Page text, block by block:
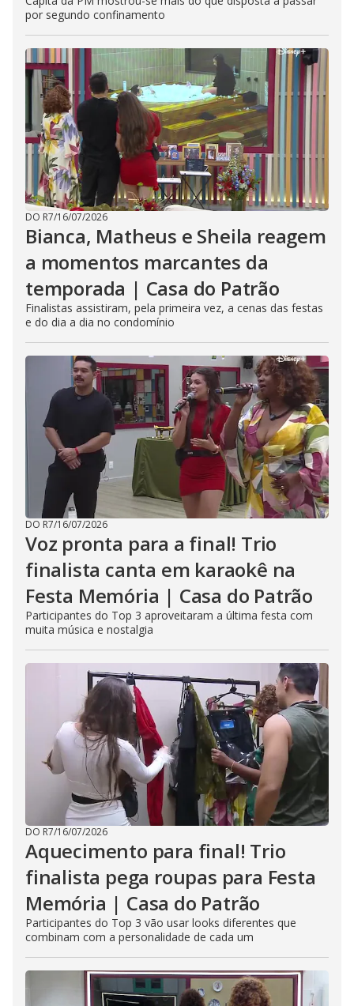
por segundo confinamento
DO R7/16/07/2026
Bianca, Matheus e Sheila reagem
a momentos marcantes da
temporada | Casa do Patrão
Finalistas assistiram, pela primeira vez, a cenas das festas
e do dia a dia no condomínio
DO R7/16/07/2026
Voz pronta para a final! Trio
finalista canta em karaokê na
Festa Memória | Casa do Patrão
Participantes do Top 3 aproveitaram a última festa com
muita música e nostalgia
DO R7/16/07/2026
Aquecimento para final! Trio
finalista pega roupas para Festa
Memória | Casa do Patrão
Participantes do Top 3 vão usar looks diferentes que
combinam com a personalidade de cada um